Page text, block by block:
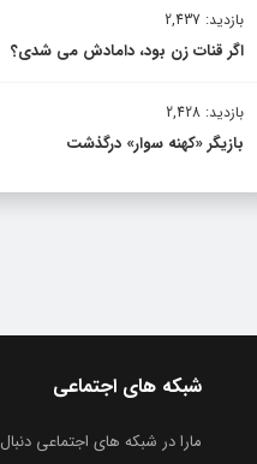
بازدید: 2,437
اگر قنات زن بود، دامادش می شدی؟
بازدید: 2,428
بازیگر «کهنه سوار» درگذشت
شبکه های اجتماعی
مارا در شبکه های اجتماعی